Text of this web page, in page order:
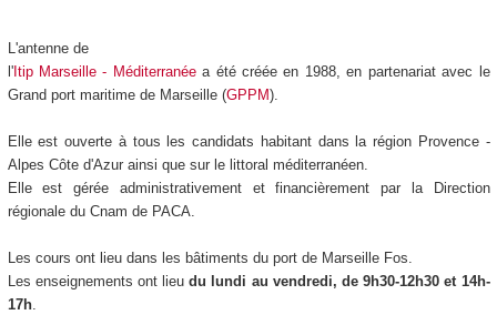
L'antenne de
l'Itip Marseille - Méditerranéea été créée en 1988, en partenariat avec le
Grand port maritime de Marseille (GPPM).
Elle est ouverte à tous les candidats habitant dans la région Provence -
Alpes Côte d'Azur ainsi que sur le littoral méditerranéen.
Elle est gérée administrativement et financièrement par la Direction
régionale du Cnam de PACA.
Les cours ont lieu dans les bâtiments du port de Marseille Fos.
Les enseignements ont lieudu lundi au vendredi, de 9h30-12h30 et 14h-
17h.